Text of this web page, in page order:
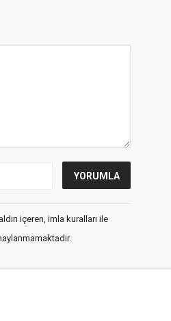
içeren, imla kuralları ile